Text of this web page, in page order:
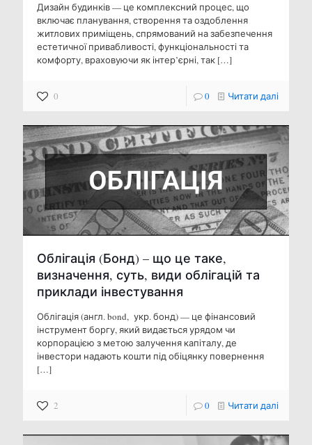
Дизайн будинків — це комплексний процес, що
включає планування, створення та оздоблення
житлових приміщень, спрямований на забезпечення
естетичної привабливості, функціональності та
комфорту, враховуючи як інтер’єрні, так […]
0 0 Читати далі
Облігація (Бонд) – що це таке,
визначення, суть, види облігацій та
приклади інвестування
Облігація (англ. bond, укр. бонд) — це фінансовий
інструмент боргу, який видається урядом чи
корпорацією з метою залучення капіталу, де
інвестори надають кошти під обіцянку повернення
[…]
2 0 Читати далі